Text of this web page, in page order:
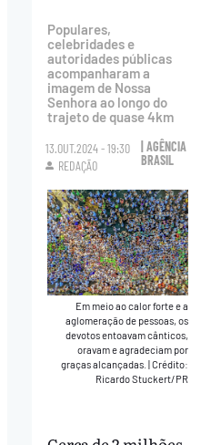
Populares,
celebridades e
autoridades públicas
acompanharam a
imagem de Nossa
Senhora ao longo do
trajeto de quase 4km
13.OUT.2024 - 19:30
REDAÇÃO
| AGÊNCIA
BRASIL
Em meio ao calor forte e a
aglomeração de pessoas, os
devotos entoavam cânticos,
oravam e agradeciam por
graças alcançadas.
Crédito:
Ricardo Stuckert/PR